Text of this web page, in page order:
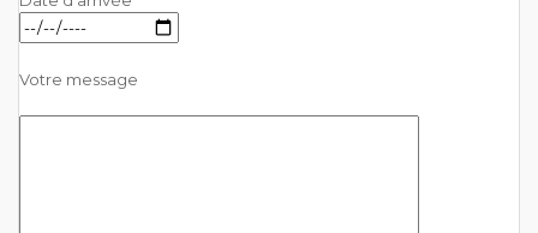
Votre message